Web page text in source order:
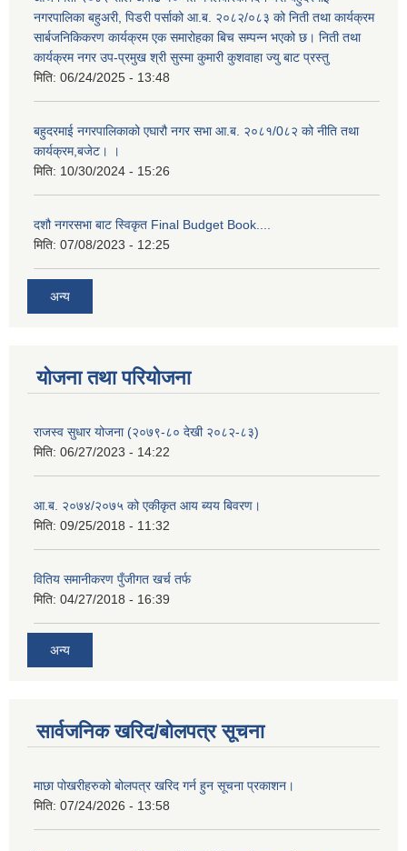
नगरपालिका बहुअरी, पिडरी पर्साको आ.ब. २०८२/०८३ को निती तथा कार्यक्रम
सार्बजनिकिकरण कार्यक्रम एक समारोहका बिच सम्पन्न भएको छ। निती तथा
कार्यक्रम नगर उप-प्रमुख श्री सुस्मा कुमारी कुशवाहा ज्यु बाट प्रस्तु
मिति: 06/24/2025 - 13:48
बहुदरमाई नगरपालिकाको एघारौ नगर सभा आ.ब. २०८१/0८२ को नीति तथा
कार्यक्रम,बजेट। ।
मिति: 10/30/2024 - 15:26
दशौ नगरसभा बाट स्विकृत Final Budget Book....
मिति: 07/08/2023 - 12:25
अन्य
योजना तथा परियोजना
राजस्व सुधार योजना (२०७९-८० देखी २०८२-८३)
मिति: 06/27/2023 - 14:22
आ.ब. २०७४/२०७५ को एकीकृत आय ब्यय बिवरण।
मिति: 09/25/2018 - 11:32
वितिय समानीकरण पुँजीगत खर्च तर्फ
मिति: 04/27/2018 - 16:39
अन्य
सार्वजनिक खरिद/बोलपत्र सूचना
माछा पोखरीहरुको बोलपत्र खरिद गर्न हुन सूचना प्रकाशन।
मिति: 07/24/2026 - 13:58